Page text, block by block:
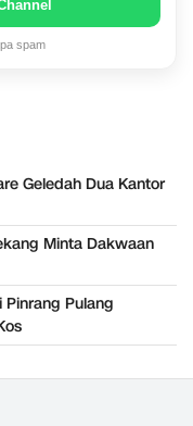
spam
Geledah Dua Kantor
Minta Dakwaan
Pulang